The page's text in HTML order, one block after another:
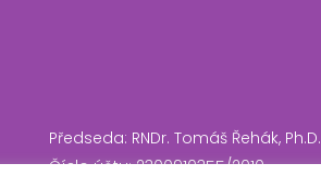
Předseda: RNDr. Tomáš Řehák, Ph.D.
Číslo účtu: 2300910355/2010